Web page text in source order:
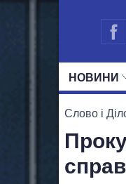
НОВИНИ
Слово і